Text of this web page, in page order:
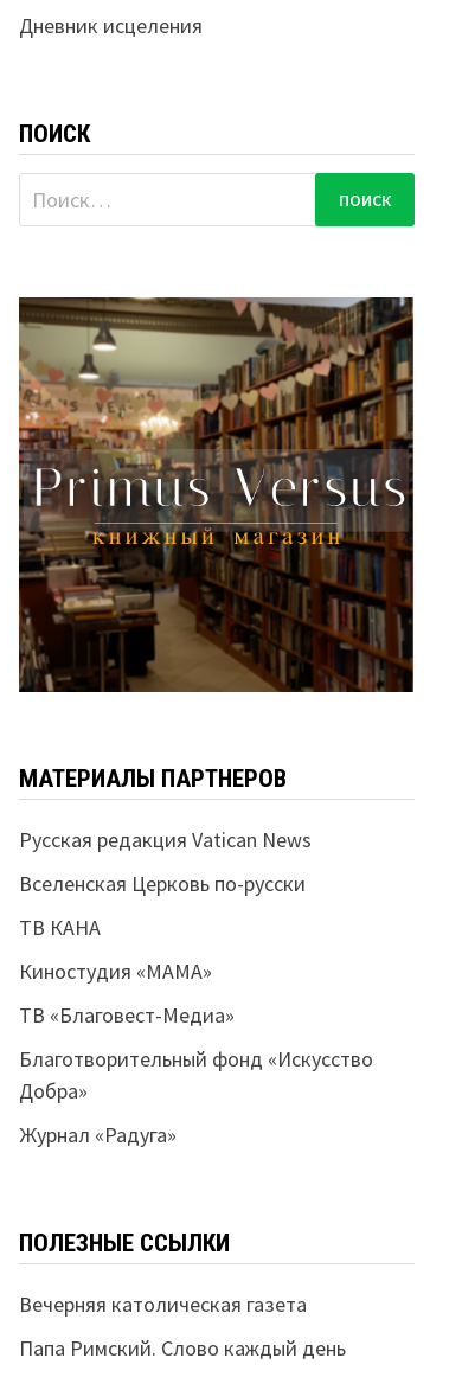
Дневник исцеления
ПОИСК
Найти:
МАТЕРИАЛЫ ПАРТНЕРОВ
Русская редакция Vatican News
Вселенская Церковь по-русски
ТВ КАНА
Киностудия «МАМА»
ТВ «Благовест-Медиа»
Благотворительный фонд «Искусство
Добра»
Журнал «Радуга»
ПОЛЕЗНЫЕ ССЫЛКИ
Вечерняя католическая газета
Папа Римский. Слово каждый день